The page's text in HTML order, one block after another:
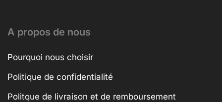
A propos de nous
Pourquoi nous choisir
Politique de confidentialité
Politque de livraison et de remboursement